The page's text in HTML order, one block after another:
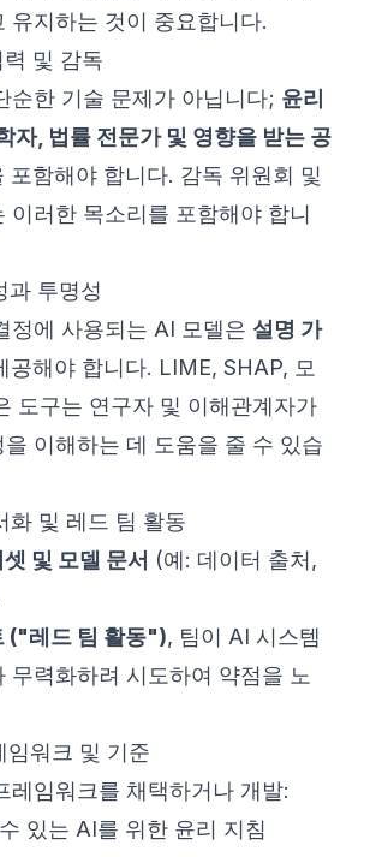
유지하는 것이 중요합니다.
및 감독
순한 기술 문제가 아닙니다; 윤리
자, 법률 전문가 및 영향을 받는 공
포함해야 합니다. 감독 위원회 및
이러한 목소리를 포함해야 합니
과 투명성
정에 사용되는 AI 모델은 설명 가
공해야 합니다. LIME, SHAP, 모
도구는 연구자 및 이해관계자가
이해하는 데 도움을 줄 수 있습
화 및 레드 팀 활동
및 모델 문서 (예: 데이터 출처,
("레드 팀 활동"), 팀이 AI 시스템
무력화하려 시도하여 약점을 노
임워크 및 기준
레임워크를 채택하거나 개발:
있는 AI를 위한 윤리 지침